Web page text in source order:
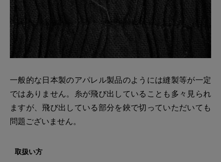
一般的な日本製のアパレル製品のようには縫製等が一定
ではありません。糸が飛び出していることも多々見られ
ますが、飛び出している部分を鋏で切っていただいても
問題ございません。
取扱い方